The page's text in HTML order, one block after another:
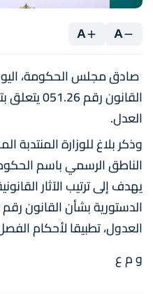
A
A
صادق مجلس الحكومة،
القانون
العدل.
وذكر بلاغ للوزارة المنتدبة
الناطق الرسمي باسم
يهدف إلى ترتيب الآثار
العدول، تطبيقا لأحكام الفصل 134 من
و م ع